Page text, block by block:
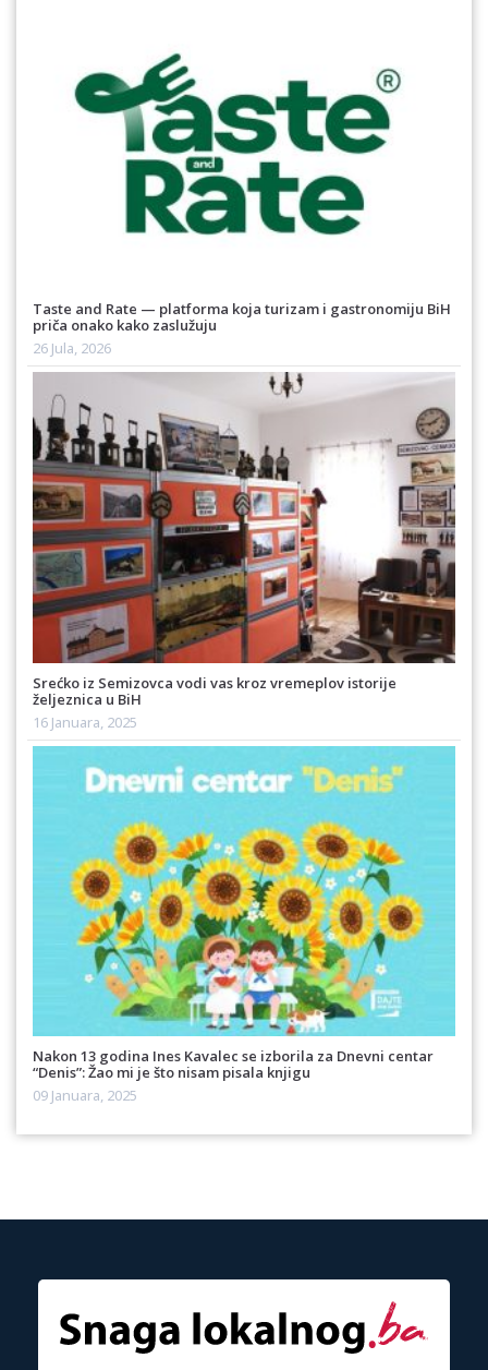
Taste and Rate — platforma koja turizam i gastronomiju BiH
priča onako kako zaslužuju
26 Jula, 2026
Srećko iz Semizovca vodi vas kroz vremeplov istorije
željeznica u BiH
16 Januara, 2025
Nakon 13 godina Ines Kavalec se izborila za Dnevni centar
“Denis”: Žao mi je što nisam pisala knjigu
09 Januara, 2025